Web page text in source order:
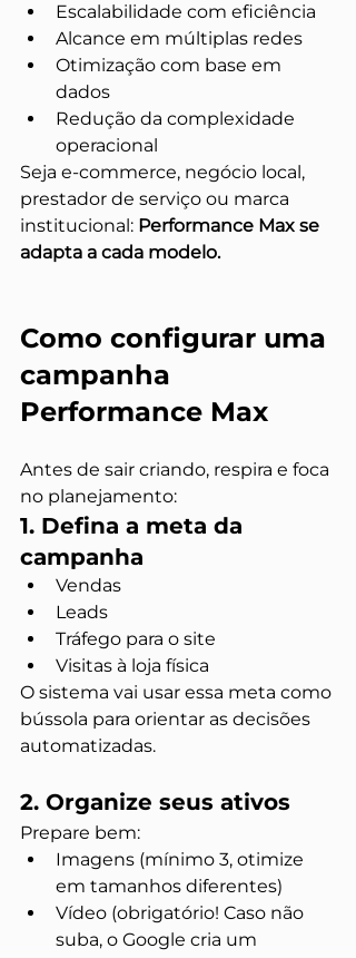
Escalabilidade com eficiência
Alcance em múltiplas redes
Otimização com base em
dados
Redução da complexidade
operacional
Seja e-commerce, negócio local,
prestador de serviço ou marca
institucional: Performance Max se
adapta a cada modelo.
Como configurar uma
campanha
Performance Max
Antes de sair criando, respira e foca
no planejamento:
1. Defina a meta da
campanha
Vendas
Leads
Tráfego para o site
Visitas à loja física
O sistema vai usar essa meta como
bússola para orientar as decisões
automatizadas.
2. Organize seus ativos
Prepare bem:
Imagens (mínimo 3, otimize
em tamanhos diferentes)
Vídeo (obrigatório! Caso não
suba, o Google cria um